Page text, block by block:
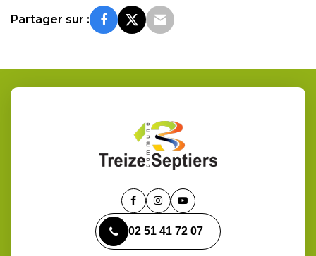
Partager sur :
Lien
le
compte
Lien
le
compte
Lien
la
chaîne
02 51 41 72 07